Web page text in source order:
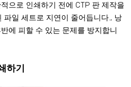
으로 인쇄하기 전에 CTP 판 제작을
파일 세트로 지연이 줄어듭니다., 낭
에 피할 수 있는 문제를 방지합니
하기